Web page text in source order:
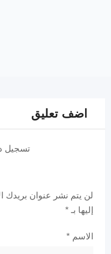
اضف تعليق
تسجيل
لن يتم نشر عنوان بريدك
إليها بـ *
الاسم *